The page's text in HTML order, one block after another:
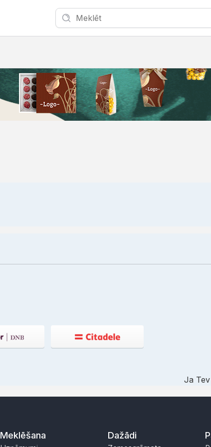
Ja
Meklēšana Dažādi